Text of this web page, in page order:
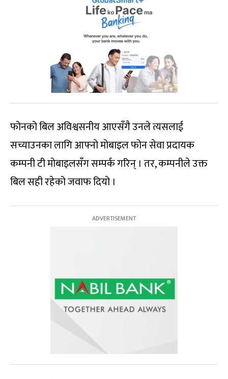
फोनको बिल अविश्वसनीय आएसँगै उनले त्यसलाई
सच्याउनका लागि आफ्नो मोबाइल फोन सेवा प्रदायक
कम्पनी टी मोबाइलसँग सम्पर्क गरिन् । तर, कम्पनीले उक्त
बिल सही रहेको जवाफ दियो ।